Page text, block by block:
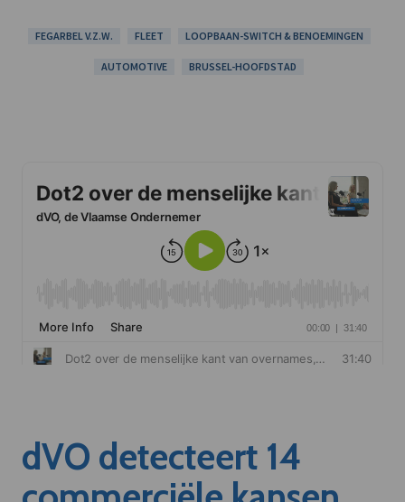
FEGARBEL V.Z.W. FLEET LOOPBAAN-SWITCH & BENOEMINGEN
AUTOMOTIVE BRUSSEL-HOOFDSTAD
dVO detecteert 14